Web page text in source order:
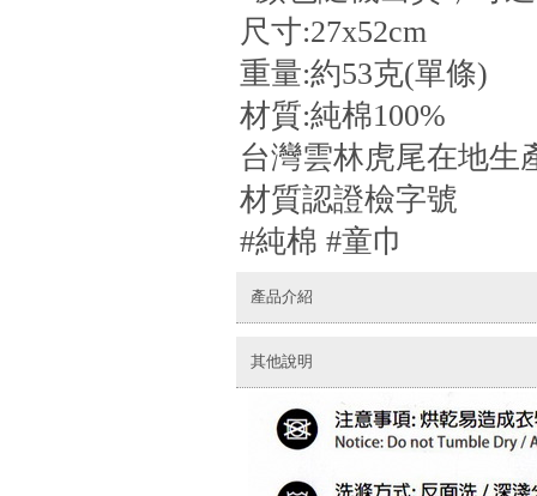
尺寸:27x52cm
重量:約53克(單條)
材質:純棉100%
台灣雲林虎尾在地生
材質認證檢字號
#純棉 #童巾
產品介紹
其他說明